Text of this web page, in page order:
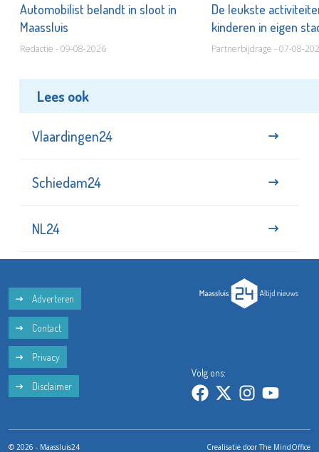
Automobilist belandt in sloot in
Maassluis
Redactie - 09-08-2026
De leukste
kinderen in eigen
Partnerbijdrage - 07-08-
Lees ook
Vlaardingen24
Schiedam24
NL24
Adverteren
Contact
Privacy
Disclaimer
Volg ons:
© 2026 - Maassluis24 Crealisatie doorThe MindOffice